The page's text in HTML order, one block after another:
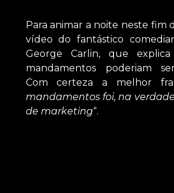
Para animar a noite neste fim
vídeo do fantástico
George Carlin, que
mandamentos poderiam
Com certeza a melhor
mandamentos foi, na
de marketing“.